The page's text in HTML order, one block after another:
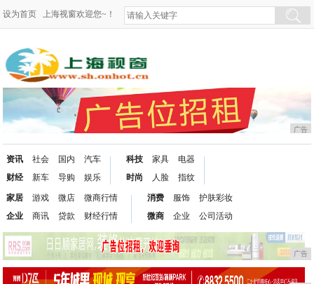
设为首页 上海视窗欢迎您~！
广告
资讯
财经
社会
新车
国内
导购
汽车
娱乐
科技
时尚
家具
人脸
电器
指纹
家居
企业
游戏
商讯
微店
贷款
微商行情
财经行情
消费
微商
服饰
企业
护肤彩妆
公司活动
广告